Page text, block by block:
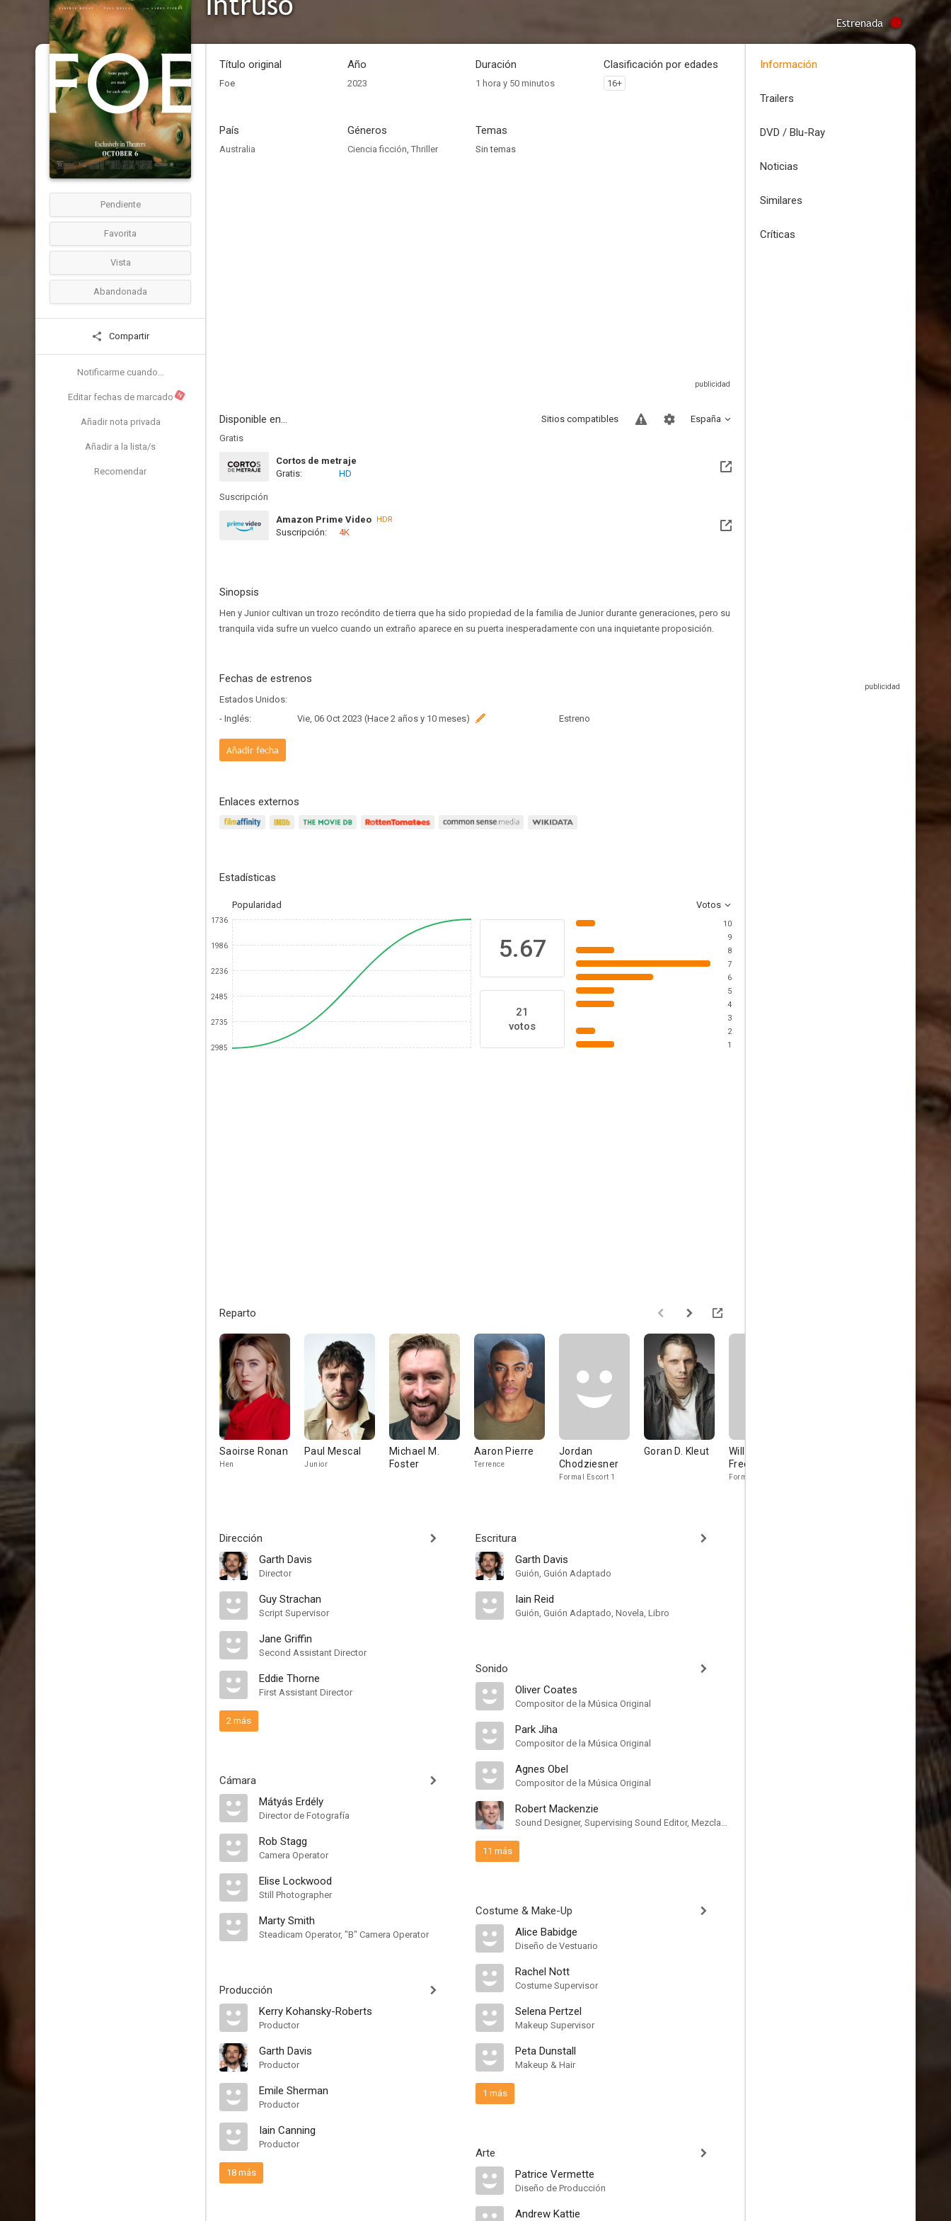
Estrenada
Pendiente
Favorita
Vista
Abandonada
Compartir
Notificarme cuando...
Editar fechas de marcado N
Añadir nota privada
Añadir a la lista/s
Recomendar
Título original
Foe
Año
2023
Duración
1 hora y 50 minutos
Clasificación por edades
16+
País
Australia
Géneros
Ciencia ficción, Thriller
Temas
Sin temas
Disponible en... España
Sitios compatibles
Gratis
Cortos de metraje
Gratis:
HD
Suscripción
Amazon Prime Video HDR
Suscripción: 4K
Sinopsis
Hen y Junior cultivan un trozo recóndito de tierra que ha sido propiedad de la familia de Junior durante generaciones, pero su
tranquila vida sufre un vuelco cuando un extraño aparece en su puerta inesperadamente con una inquietante proposición.
Fechas de estrenos
Estados Unidos:
- Inglés:
Vie, 06 Oct 2023 (Hace 2 años y 10 meses) Estreno
Añadir fecha
Enlaces externos
Estadísticas
Popularidad Votos
1736
1986
2236
2485
2735
2985
5.67
21
votos
10
9
8
7
6
5
4
3
2
1
Reparto
Saoirse Ronan
Hen
Paul Mescal
Junior
Michael M.
Foster
Aaron Pierre
Terrence
Jordan
Chodziesner
Formal Escort 1
Goran D. Kleut
William
Freeman
Formal Escort 2
Dirección
Garth Davis
Director
Guy Strachan
Script Supervisor
Jane Griffin
Second Assistant Director
Eddie Thorne
First Assistant Director
2 más
Cámara
Mátyás Erdély
Director de Fotografía
Rob Stagg
Camera Operator
Elise Lockwood
Still Photographer
Marty Smith
Steadicam Operator, "B" Camera Operator
Producción
Kerry Kohansky-Roberts
Productor
Garth Davis
Productor
Emile Sherman
Productor
Iain Canning
Productor
18 más
Escritura
Garth Davis
Guión, Guión Adaptado
Iain Reid
Guión, Guión Adaptado, Novela, Libro
Sonido
Oliver Coates
Compositor de la Música Original
Park Jiha
Compositor de la Música Original
Agnes Obel
Compositor de la Música Original
Robert Mackenzie
Sound Designer, Supervising Sound Editor, Mezclador de Re-Grabación de Sonido
11 más
Costume & Make-Up
Alice Babidge
Diseño de Vestuario
Rachel Nott
Costume Supervisor
Selena Pertzel
Makeup Supervisor
Peta Dunstall
Makeup & Hair
1 más
Arte
Patrice Vermette
Diseño de Producción
Andrew Kattie
Información
Trailers
DVD / Blu-Ray
Noticias
Similares
Críticas